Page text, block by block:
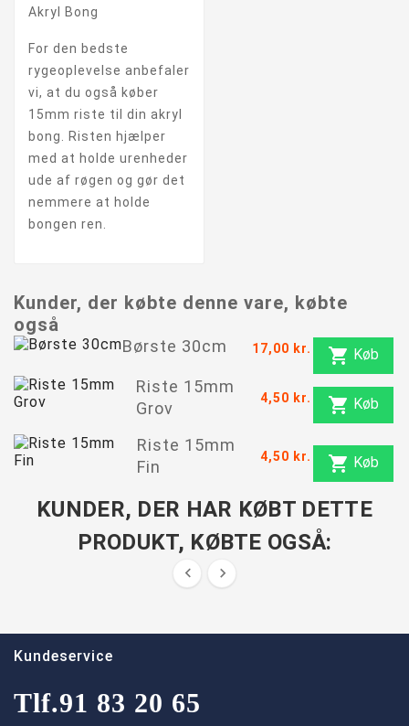
Akryl Bong
For den bedste
rygeoplevelse anbefaler
vi, at du også køber
15mm riste til din akryl
bong. Risten hjælper
med at holde urenheder
ude af røgen og gør det
nemmere at holde
bongen ren.
Kunder, der købte denne vare, købte
også
Børste 30cm 17,00 kr.  Køb
Riste 15mm
Grov
4,50 kr.  Køb
Riste 15mm
Fin
4,50 kr.  Køb
KUNDER, DER HAR KØBT DETTE
PRODUKT, KØBTE OGSÅ:
 
Kundeservice
Tlf.91 83 20 65